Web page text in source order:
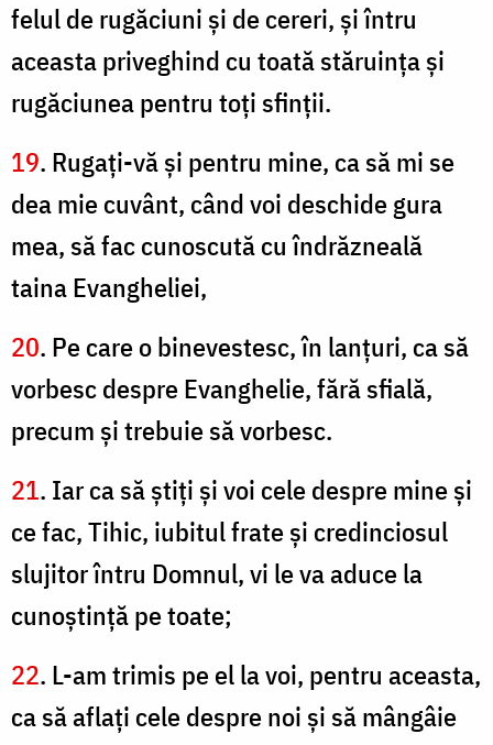
felul de rugăciuni şi de cereri, şi întru
aceasta priveghind cu toată stăruinţa şi
rugăciunea pentru toţi sfinţii.
19. Rugaţi-vă şi pentru mine, ca să mi se
dea mie cuvânt, când voi deschide gura
mea, să fac cunoscută cu îndrăzneală
taina Evangheliei,
20. Pe care o binevestesc, în lanţuri, ca să
vorbesc despre Evanghelie, fără sfială,
precum şi trebuie să vorbesc.
21. Iar ca să ştiţi şi voi cele despre mine şi
ce fac, Tihic, iubitul frate şi credinciosul
slujitor întru Domnul, vi le va aduce la
cunoştinţă pe toate;
22. L-am trimis pe el la voi, pentru aceasta,
ca să aflaţi cele despre noi şi să mângâie